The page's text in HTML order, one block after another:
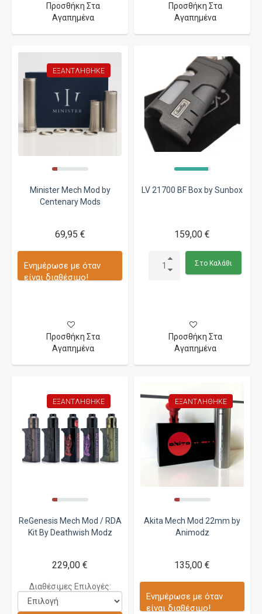
Προσθήκη Στα
Αγαπημένα
Προσθήκη Στα
Αγαπημένα
ΕΞΑΝΤΛΉΘΗΚΕ
Minister Mech Mod by
Centenary Mods
69,95 €
Ενημέρωσε με όταν
είναι διαθέσιμο!
Προσθήκη Στα
Αγαπημένα
LV 21700 BF Box by Sunbox
159,00 €
Στο Καλάθι
Προσθήκη Στα
Αγαπημένα
ΕΞΑΝΤΛΉΘΗΚΕ
ReGenesis Mech Mod / RDA
Kit By Deathwish Modz
229,00 €
Διαθέσιμες Επιλογές:
ΕΞΑΝΤΛΉΘΗΚΕ
Akita Mech Mod 22mm by
Animodz
135,00 €
Ενημέρωσε με όταν
είναι διαθέσιμο!